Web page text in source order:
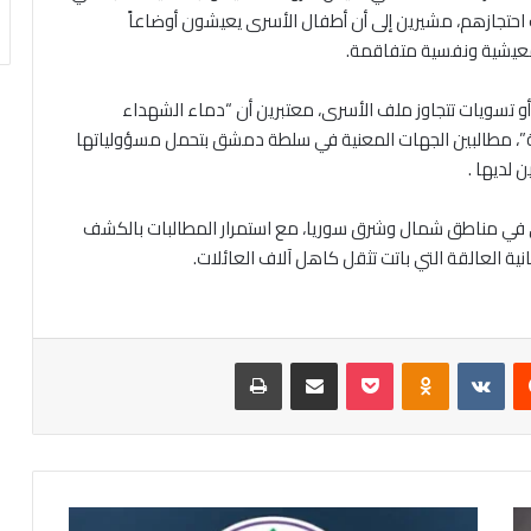
مشيرين إلى أن أطفال الأسرى يعيشون أوضاعاً
ونفسية متفاقمة.
تتجاوز ملف الأسرى، معتبرين أن “دماء الشهداء
مطالبين الجهات المعنية في سلطة دمشق بتحمل مسؤولياتها
لديها .
مناطق شمال وشرق سوريا، مع استمرار المطالبات بالكشف
العالقة التي باتت تثقل كاهل آلاف العائلات.
Odnoklassniki
‫Pocket مشاركة عبر البريد طباعة